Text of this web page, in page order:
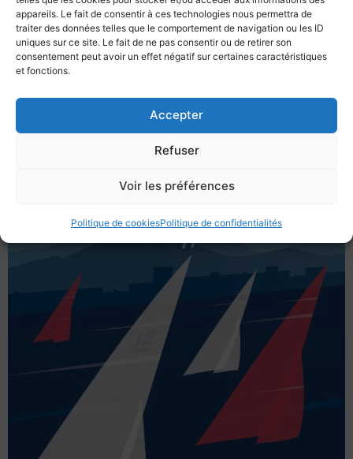
appareils. Le fait de consentir à ces technologies nous permettra de
traiter des données telles que le comportement de navigation ou les ID
uniques sur ce site. Le fait de ne pas consentir ou de retirer son
consentement peut avoir un effet négatif sur certaines caractéristiques
et fonctions.
Accepter
Refuser
Voir les préférences
Politique de cookiesPolitique de confidentialités
d’été en Méditerranée
Point de situation A ce jour, 17 bateaux de propriétaires
et 2 voire 3 croiseurs du Club sont susceptibles de
premiers […]
TOULON PROVENCE
des bénévoles